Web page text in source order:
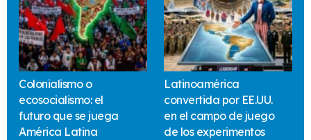
Colonialismo o
ecosocialismo: el
futuro que se juega
América Latina
Latinoamérica
convertida por EE.UU.
en el campo de juego
de los experimentos